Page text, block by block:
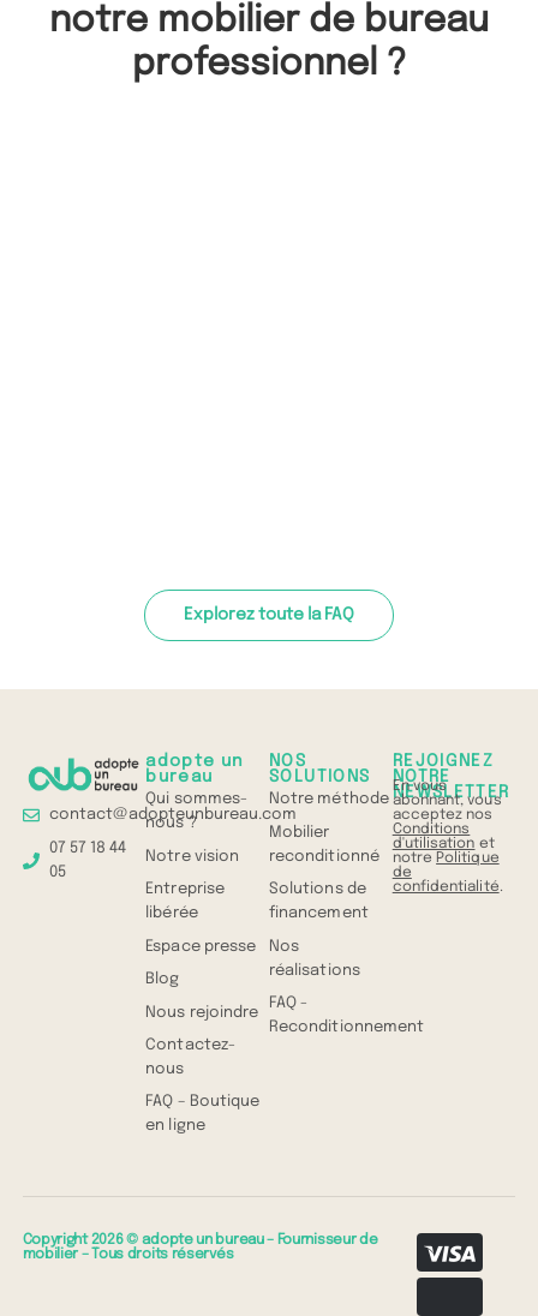
notre mobilier de bureau
professionnel ?
Explorez toute la FAQ
contact@adopteunbureau.com
07 57 18 44
05
adopte un
bureau
Qui sommes-
nous ?
Notre vision
Entreprise
libérée
Espace presse
Blog
Nous rejoindre
Contactez-
nous
FAQ – Boutique
en ligne
NOS
SOLUTIONS
Notre méthode
Mobilier
reconditionné
Solutions de
financement
Nos
réalisations
FAQ -
Reconditionnement
REJOIGNEZ
NOTRE
NEWSLETTER
En vous
abonnant, vous
acceptez nos
Conditions
d'utilisation et
notre Politique
de
confidentialité.
Copyright 2026 © adopte un bureau – Fournisseur de
mobilier – Tous droits réservés